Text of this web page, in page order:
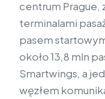
centrum Prague,
terminalami
pasem
około 13,8 mln
Smartwings, a
węzłem